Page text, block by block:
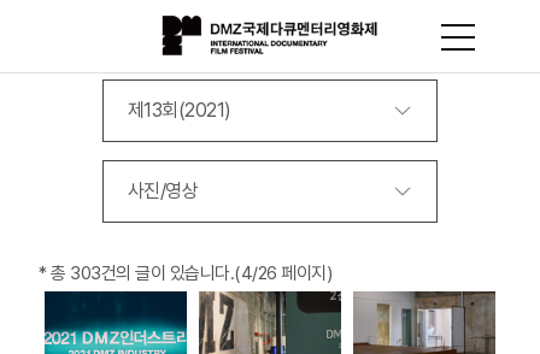
제13회(2021)
사진/영상
*총 303건의 글이 있습니다.(4/26 페이지)